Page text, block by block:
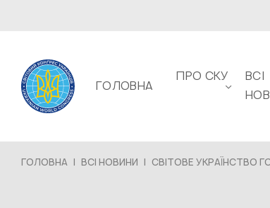
ГОЛОВНА
ПРО СКУ
ВСІ
ГОЛОВНА | ВСІ НОВИНИ | СВІТОВЕ УКРАЇНСТВО